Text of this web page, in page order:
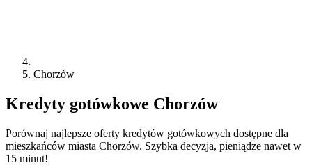
Chorzów
Kredyty gotówkowe Chorzów
Porównaj najlepsze oferty kredytów gotówkowych dostępne dla
mieszkańców miasta Chorzów. Szybka decyzja, pieniądze nawet w
15 minut!